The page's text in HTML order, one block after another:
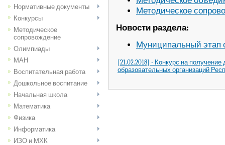
Нормативные документы
Конкурсы
Методическое
сопровождение
Олимпиады
МАН
Воспитательная работа
Дошкольное воспитание
Начальная школа
Математика
Физика
Информатика
ИЗО и МХК
Методическое
Новости раздела:
Муниципальный этап
[21.02.2018] - Конкурс на
образовательных организаций